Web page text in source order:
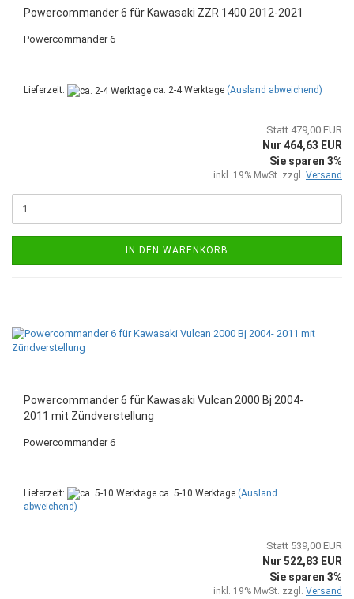
Powercommander 6 für Kawasaki ZZR 1400 2012-2021
Powercommander 6
Lieferzeit: ca. 2-4 Werktage (Ausland abweichend)
Statt 479,00 EUR
Nur 464,63 EUR
Sie sparen 3%
inkl. 19% MwSt. zzgl. Versand
IN DEN WARENKORB
Powercommander 6 für Kawasaki Vulcan 2000 Bj 2004-
2011 mit Zündverstellung
Powercommander 6
Lieferzeit: ca. 5-10 Werktage (Ausland
abweichend)
Statt 539,00 EUR
Nur 522,83 EUR
Sie sparen 3%
inkl. 19% MwSt. zzgl. Versand